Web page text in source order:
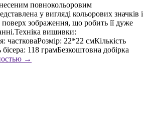
повнокольоровим
у вигляді кольорових значків і
зображення, що робить її дуже
вишивки:
частковаРозмір: 22*22 смКількість
бісера: 118 грамБезкоштовна добірка
→